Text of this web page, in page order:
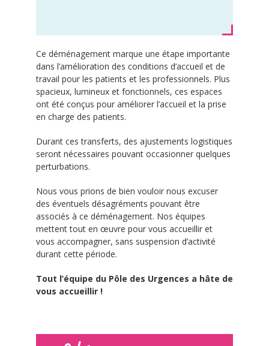
Ce déménagement marque une étape importante
dans l’amélioration des conditions d’accueil et de
travail pour les patients et les professionnels. Plus
spacieux, lumineux et fonctionnels, ces espaces
ont été conçus pour améliorer l’accueil et la prise
en charge des patients.
Durant ces transferts, des ajustements logistiques
seront nécessaires pouvant occasionner quelques
perturbations.
Nous vous prions de bien vouloir nous excuser
des éventuels désagréments pouvant être
associés à ce déménagement. Nos équipes
mettent tout en œuvre pour vous accueillir et
vous accompagner, sans suspension d’activité
durant cette période.
Tout l’équipe du Pôle des Urgences a hâte de
vous accueillir !